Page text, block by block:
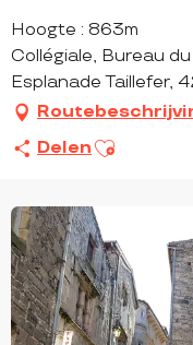
Hoogte : 863m
Collégiale, Bureau
Esplanade Taillefer,
Delen Ajouter aux